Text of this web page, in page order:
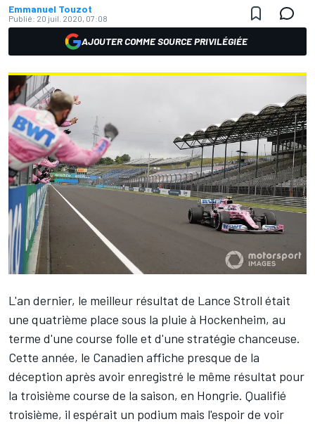
Emmanuel Touzot
Publié: 20 juil. 2020, 07:08
AJOUTER COMME SOURCE PRIVILÉGIÉE
L'an dernier, le meilleur résultat de Lance Stroll était
une quatrième place sous la pluie à Hockenheim, au
terme d'une course folle et d'une stratégie chanceuse.
Cette année, le Canadien affiche presque de la
déception après avoir enregistré le même résultat pour
la troisième course de la saison, en Hongrie. Qualifié
troisième, il espérait un podium mais l'espoir de voir